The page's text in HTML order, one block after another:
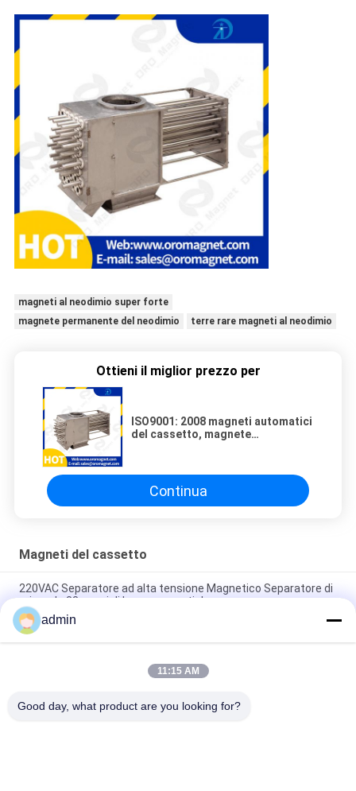
magneti al neodimio super forte
magnete permanente del neodimio
terre rare magneti al neodimio
Ottieni il miglior prezzo per
ISO9001: 2008 magneti automatici
del cassetto, magnete
Continua
Magneti del cassetto
220VAC Separatore ad alta tensione Magnetico Separatore di
minerale 33 pezzi di barre magnetiche
tipo separatore magnetico permanente del cassetto di
filtrazione di 25mm 18 pezzi
Separatore a tamburo magnetico con gradiente elevato
admin
11:15 AM
Good day, what product are you looking for?